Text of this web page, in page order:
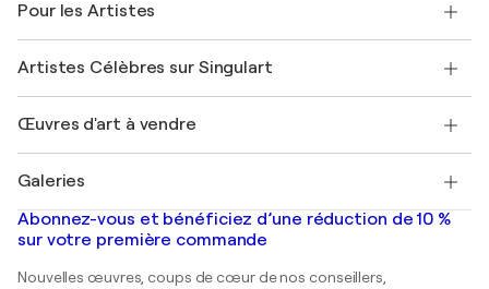
Offrir une carte cadeau
Rejoignez notre programme commercial
Mon compte
+33 1 76 44 06 42
FAQ
Magazine Singulart
Emplois
Découvrez une sélection d'art original
Pour les Artistes
Se connecter en tant qu'Artiste
Artistes Célèbres sur Singulart
Marc Chagall
Banksy
Mr. Brainwash
Shepard Fairey
Œuvres d'art à vendre
Tableaux abstraits à vendre
Peintures de paysage
Estampes
Galeries
Galeries d'art en France
Galeries d'art en Belgique
Abonnez-vous et bénéficiez d’une réduction de 10 %
sur votre première commande
Nouvelles œuvres, coups de cœur de nos conseillers,